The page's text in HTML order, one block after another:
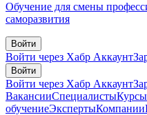
Обучение для смены
саморазвития
Войти
Войти через Хабр Аккаунт
Войти
Войти через Хабр Аккаунт
ВакансииСпециалисты
обучениеЭкспертыКомпании